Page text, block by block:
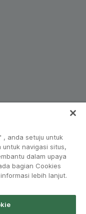
Privasi
, anda setuju untuk
navigasi situs,
dalam upaya
bagian Cookies
lebih lanjut.